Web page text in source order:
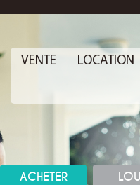
VENTE LOCATION
ACHETER